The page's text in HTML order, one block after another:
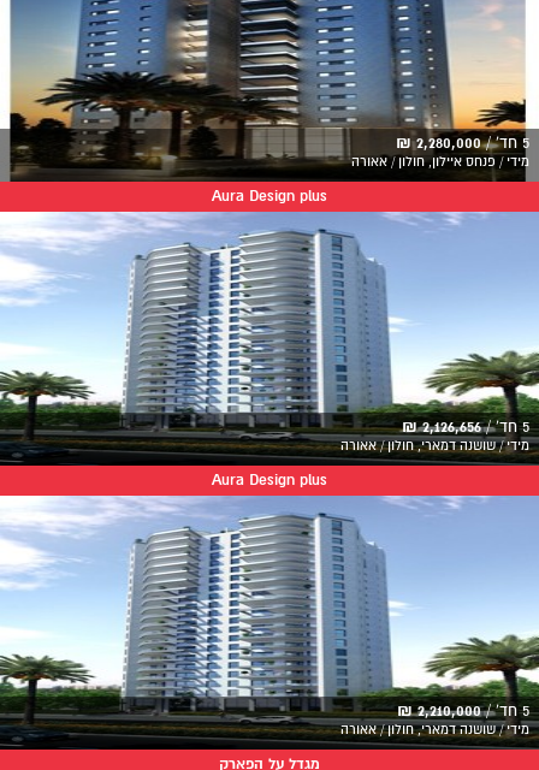
5 חד' / 2,280,000 ₪
מידי / פנחס איילון, חולון / אאורה
Aura Design plus
5 חד' / 2,126,656 ₪
מידי / שושנה דמארי, חולון / אאורה
Aura Design plus
5 חד' / 2,210,000 ₪
מידי / שושנה דמארי, חולון / אאורה
מגדל על הפארק